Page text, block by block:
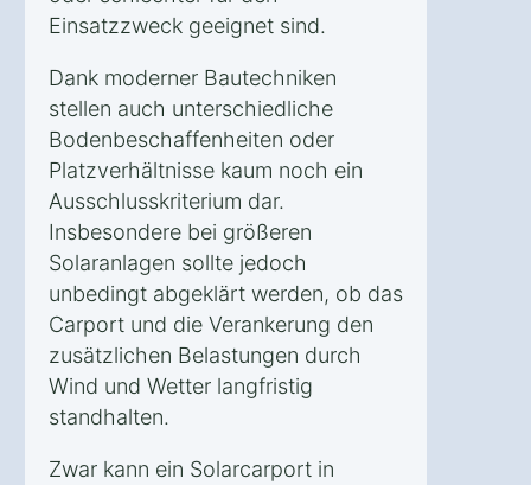
Einsatzzweck geeignet sind.
Dank moderner Bautechniken
stellen auch unterschiedliche
Bodenbeschaffenheiten oder
Platzverhältnisse kaum noch ein
Ausschlusskriterium dar.
Insbesondere bei größeren
Solaranlagen sollte jedoch
unbedingt abgeklärt werden, ob das
Carport und die Verankerung den
zusätzlichen Belastungen durch
Wind und Wetter langfristig
standhalten.
Zwar kann ein Solarcarport in